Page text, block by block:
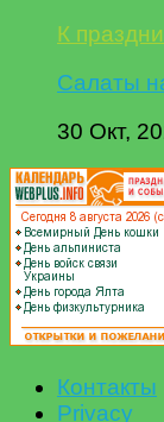
К
Салаты
30 Окт,
Контакты
Privacy